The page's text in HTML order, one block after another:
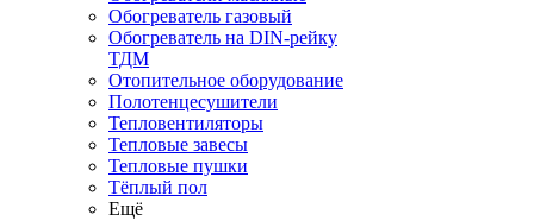
Обогреватель газовый
Обогреватель на DIN-рейку
ТДМ
Отопительное оборудование
Полотенцесушители
Тепловентиляторы
Тепловые завесы
Тепловые пушки
Тёплый пол
Ещё